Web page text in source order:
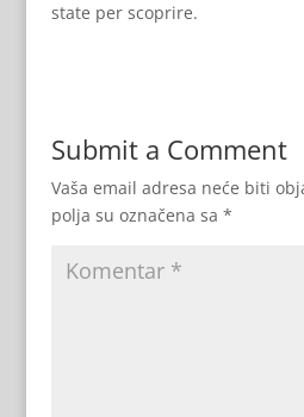
state per scoprire.
Submit a Comment
Vaša email adresa neće biti
polja su označena sa *